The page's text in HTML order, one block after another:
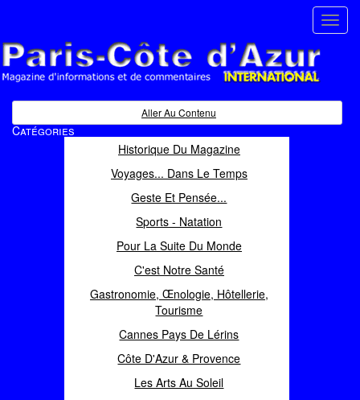
Magazine d'informations et de commentaires
Aller Au Contenu
Catégories
Historique Du Magazine
Voyages... Dans Le Temps
Geste Et Pensée...
Sports - Natation
Pour La Suite Du Monde
C'est Notre Santé
Gastronomie, Œnologie, Hôtellerie,
Tourisme
Cannes Pays De Lérins
Côte D'Azur & Provence
Les Arts Au Soleil